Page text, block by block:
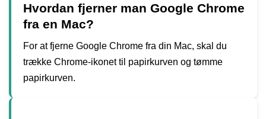
Hvordan fjerner man Google Chrome
fra en Mac?
For at fjerne Google Chrome fra din Mac, skal du
trække Chrome-ikonet til papirkurven og tømme
papirkurven.